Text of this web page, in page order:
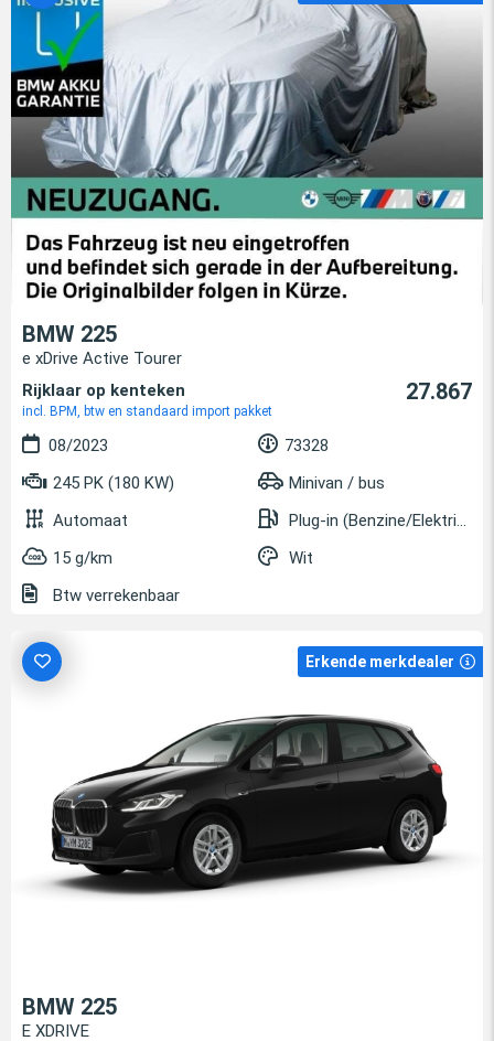
BMW 225
e xDrive Active Tourer
Rijklaar op kenteken
incl. BPM, btw en standaard import pakket
27.867
08/2023
73328
245 PK (180 KW)
Minivan / bus
Automaat
Plug-in (Benzine/Elektrisch)
15 g/km
Wit
Btw verrekenbaar
Erkende merkdealer
BMW 225
E XDRIVE